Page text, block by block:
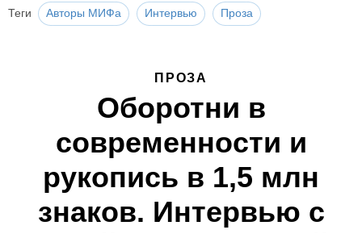
Теги Авторы МИФа Интервью Проза
ПРОЗА
Оборотни в
современности и
рукопись в 1,5 млн
знаков. Интервью с